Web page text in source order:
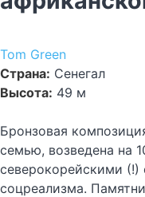
Tom Green
Страна: Сенегал
Высота: 49 м
Бронзовая
семью, возведена на
северокорейскими (!)
соцреализма.